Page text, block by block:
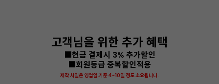
고객님을 위한 추가 혜택
■현금 결제시 3% 추가할인
■회원등급 중복할인적용
제작 시일은 영업일 기준 4~10일 정도 소요됩니다.